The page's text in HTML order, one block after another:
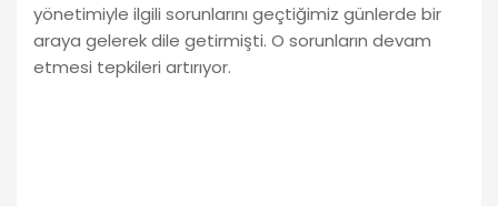
yönetimiyle ilgili sorunlarını geçtiğimiz günlerde bir
araya gelerek dile getirmişti. O sorunların devam
etmesi tepkileri artırıyor.